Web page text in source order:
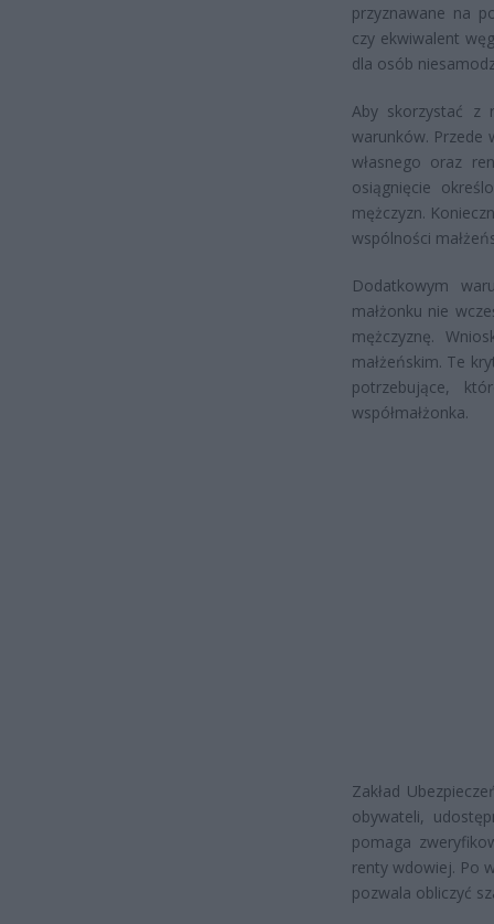
przyznawane na
czy ekwiwalent
dla osób
Aby skorzystać z
warunków. Przede
własnego oraz
osiągnięcie
mężczyzn.
wspólności
Dodatkowym
małżonku nie
mężczyznę.
małżeńskim. Te
potrzebujące,
współmałżonka.
Zakład
obywateli,
pomaga
renty wdowiej. Po
pozwala obliczyć